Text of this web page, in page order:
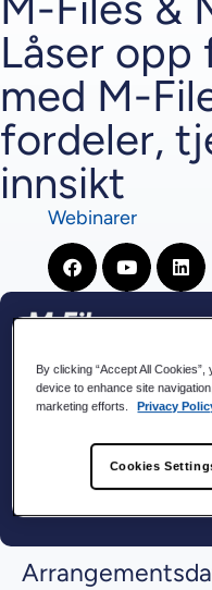
Låser
med M-
fordeler,
innsikt
Webinarer
By clicking “Accept All
device to enhance site
marketing efforts.
Privacy
Cookies